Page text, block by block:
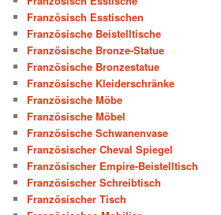
Französisch Esstischen
Französische Beistelltische
Französische Bronze-Statue
Französische Bronzestatue
Französische Kleiderschränke
Französische Möbe
Französische Möbel
Französische Schwanenvase
Französischer Cheval Spiegel
Französischer Empire-Beistelltisch
Französischer Schreibtisch
Französischer Tisch